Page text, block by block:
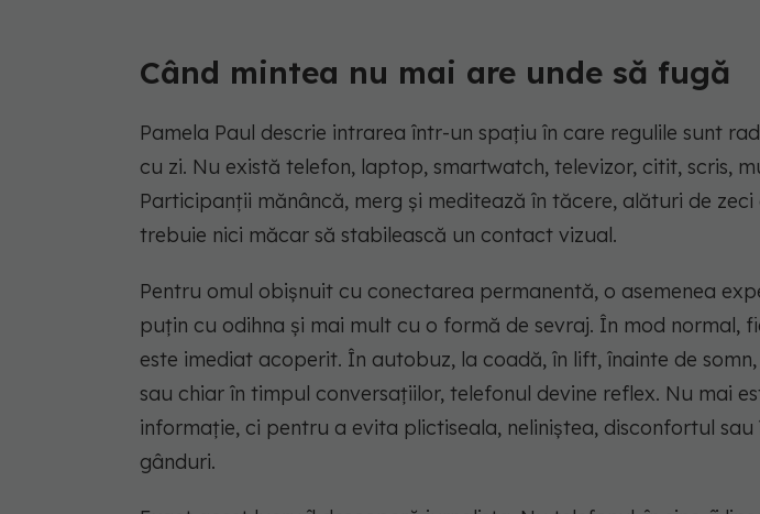
Când mintea nu mai are unde să fugă
Pamela Paul descrie intrarea într-un spațiu în care regulile sunt
cu zi. Nu există telefon, laptop, smartwatch, televizor, citit, scris,
Participanții mănâncă, merg și meditează în tăcere, alături de
trebuie nici măcar să stabilească un contact vizual.
Pentru omul obișnuit cu conectarea permanentă, o asemenea
puțin cu odihna și mai mult cu o formă de sevraj. În mod normal,
este imediat acoperit. În autobuz, la coadă, în lift, înainte de
sau chiar în timpul conversațiilor, telefonul devine reflex. Nu mai
informație, ci pentru a evita plictiseala, neliniștea, disconfortul
gânduri.